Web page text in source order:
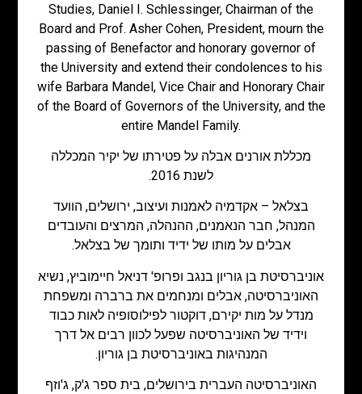
Studies, Daniel I. Schlessinger, Chairman of the
Board and Prof. Asher Cohen, President, mourn the
passing of Benefactor and honorary governor of
the University and extend their condolences to his
wife Barbara Mandel, Vice Chair and Honorary Chair
of the Board of Governors of the University, and the
entire Mandel Family.
מכללת אורנים אבלה על פטירתו של יקיר המכללה
לשנת 2016.
בצלאל – אקדמיה לאמנות ועיצוב, ירושלים, הוועד
המנהל, חבר הנאמנים, ההנהלה, המרצים והעובדים
אבלים על מותו של ידיד ותומך של בצלאל.
אוניברסיטת בן גוריון בנגב ופרופ' דניאל חיימוביץ, נשיא
האוניברסיטה, אבלים ומנחמים את ברברה ומשפחת
מנדל על מות יקירם, דוקטור לפילוסופיה לאות כבוד
וידיד של האוניברסיטה שפעל לכוון רבים אל דרך
המנהיגות באוניברסיטת בן גוריון.
האוניברסיטה העברית בירושלים, בית ספר ג'ק, ג'וזף